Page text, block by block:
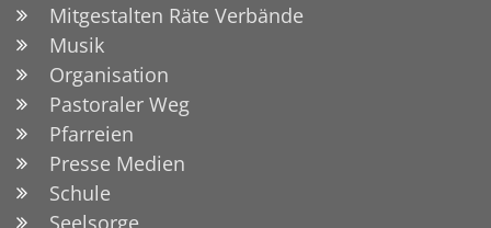
Mitgestalten Räte Verbände
Musik
Organisation
Pastoraler Weg
Pfarreien
Presse Medien
Schule
Seelsorge